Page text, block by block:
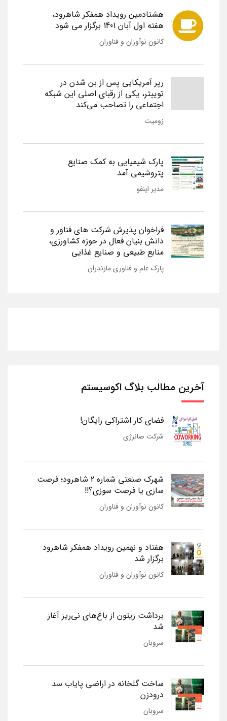
هشتادمین رویداد همفکر شاهرود،
هفته اول آبان 1401 برگزار می شود
کانون نوآوران و فناوران
رپر آمریکایی پس از بن شدن در
توییتر، یکی از رقبای اصلی این شبکه
اجتماعی را تصاحب می‌کند
زومیت
پارک شیمیایی به کمک صنایع
پتروشیمی آمد
مدیر اینفو
فراخوان پذیرش شرکت های فناور و
دانش بنیان فعال در حوزه کشاورزی،
منابع طبیعی و صنایع غذایی
پارک علم و فناوری مازندران
آخرین مطالب بلاگ اکوسیستم
فضای کار اشتراکی رایگان!
شرکت صانرژی
شهرک صنعتی شماره 2 شاهرود؛ فرصت
سازی یا فرصت سوزی؟!!
کانون نوآوران و فناوران
هفتاد و نهمین رویداد همفکر شاهرود
برگزار شد
کانون نوآوران و فناوران
برداشت زیتون از باغ‌های نی‌ریز آغاز
شد
سروبان
ساخت گلخانه در اراضی پایاب سد
درودزن
سروبان